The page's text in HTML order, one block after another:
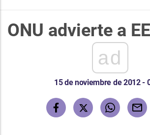
ONU advierte a
ad
15 de noviembre de 2012 -